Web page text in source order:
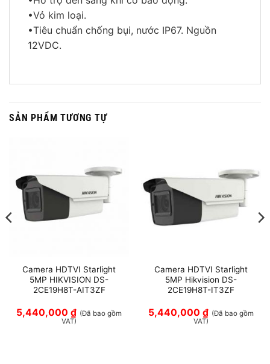
•Vỏ kim loại.
•Tiêu chuẩn chống bụi, nước IP67. Nguồn
12VDC.
SẢN PHẨM TƯƠNG TỰ
Camera HDTVI Starlight
5MP HIKVISION DS-
2CE19H8T-AIT3ZF
5,440,000 ₫ (Đã bao gồm
VAT)
Camera HDTVI Starlight
5MP Hikvision DS-
2CE19H8T-IT3ZF
5,440,000 ₫ (Đã bao gồm
VAT)